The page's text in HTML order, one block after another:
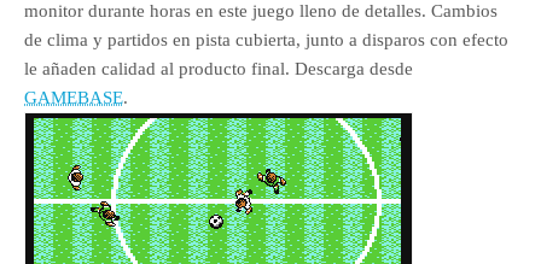
monitor durante horas en este juego lleno de detalles. Cambios
de clima y partidos en pista cubierta, junto a disparos con efecto
le añaden calidad al producto final. Descarga desde
GAMEBASE.